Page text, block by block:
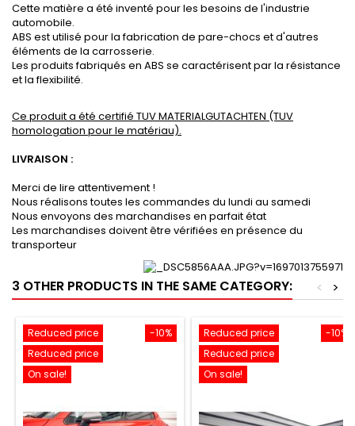
Cette matière a été inventé pour les besoins de l'industrie
automobile.
ABS est utilisé pour la fabrication de pare-chocs et d'autres
éléments de la carrosserie.
Les produits fabriqués en ABS se caractérisent par la résistance
et la flexibilité.
Ce produit a été certifié TUV MATERIALGUTACHTEN (TUV
homologation pour le matériau).
LIVRAISON :
Merci de lire attentivement !
Nous réalisons toutes les commandes du lundi au samedi
Nous envoyons des marchandises en parfait état
Les marchandises doivent être vérifiées en présence du
transporteur
3 OTHER PRODUCTS IN THE SAME CATEGORY: >
<
-10%
Reduced price
Reduced price
On sale!
-10%
Reduced price
Reduced price
On sale!